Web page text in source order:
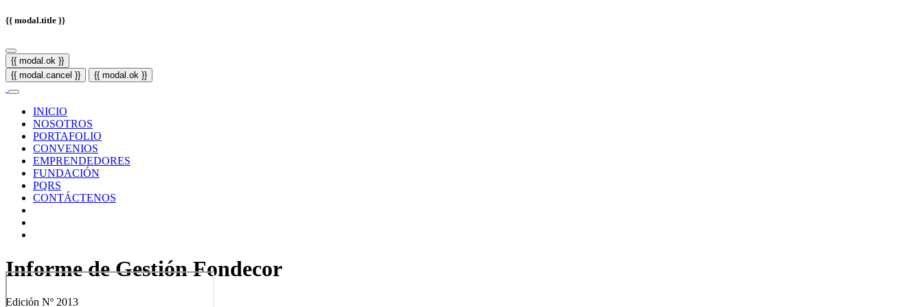
{{ modal.title }}
{{ modal.ok }}
{{ modal.cancel }}
{{ modal.ok }}
INICIO
NOSOTROS
PORTAFOLIO
CONVENIOS
EMPRENDEDORES
FUNDACIÓN
PQRS
CONTÁCTENOS
Informe de Gestión Fondecor
Edición Nº 2013